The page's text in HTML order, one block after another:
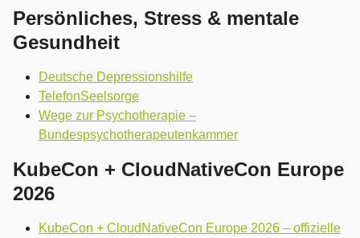
Persönliches, Stress & mentale
Gesundheit
Deutsche Depressionshilfe
TelefonSeelsorge
Wege zur Psychotherapie –
Bundespsychotherapeutenkammer
KubeCon + CloudNativeCon Europe
2026
KubeCon + CloudNativeCon Europe 2026 – offizielle